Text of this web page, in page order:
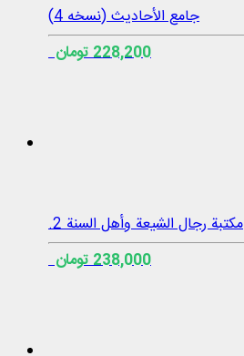
جامع الأحادیث (نسخه 4)
228,200 تومان
مكتبة رجال الشيعة وأهل السنة 2.
238,000 تومان